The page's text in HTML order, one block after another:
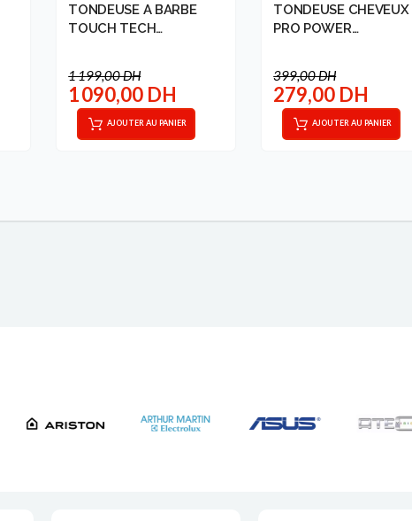
TONDEUSE A BARBE
TOUCH TECH
1 199,00 DH
1 090,00 DH
AJOUTER AU PANIER
TONDEUSE CHEVEUX
PRO POWER
399,00 DH
279,00 DH
AJOUTER AU PANIER